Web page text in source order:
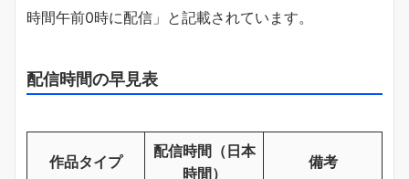
時間午前0時に配信」と記載されています。
配信時間の早見表
作品タイプ
配信時間（日本
時間）
備考